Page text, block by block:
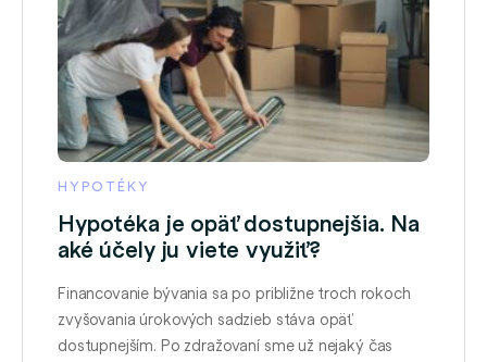
HYPOTÉKY
Hypotéka je opäť dostupnejšia. Na
aké účely ju viete využiť?
Financovanie bývania sa po približne troch rokoch
zvyšovania úrokových sadzieb stáva opäť
dostupnejším. Po zdražovaní sme už nejaký čas